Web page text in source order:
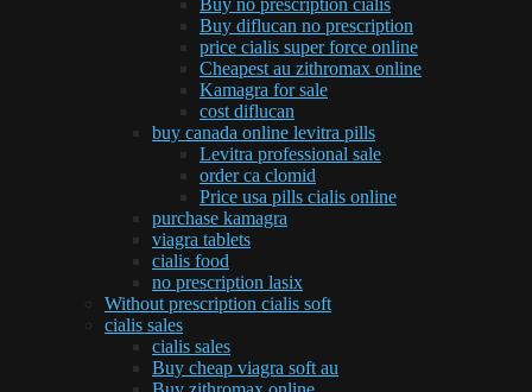
Buy diflucan no prescription
price cialis super force online
Cheapest au zithromax online
Kamagra for sale
cost diflucan
buy canada online levitra pills
Levitra professional sale
order ca clomid
Price usa pills cialis online
purchase kamagra
viagra tablets
cialis food
no prescription lasix
Without prescription cialis soft
cialis sales
cialis sales
Buy cheap viagra soft au